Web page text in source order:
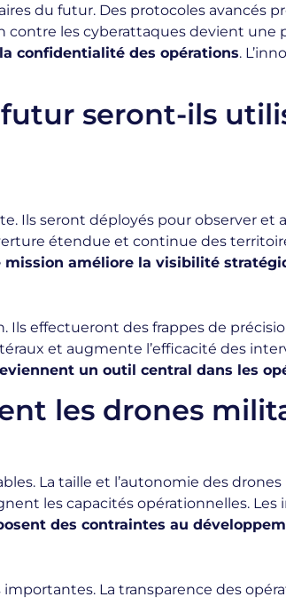
du futur. Des protocoles avancés
les cyberattaques devient une
la confidentialité des opérations.
seront-ils
Ils seront déployés pour observer et
étendue et continue des
mission améliore la visibilité
effectueront des frappes de
et augmente l’efficacité des
un outil central dans les
les drones
La taille et l’autonomie des
les capacités opérationnelles. Les
des contraintes au
La transparence des